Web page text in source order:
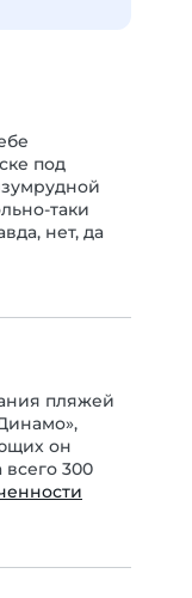
под
таки
нет, да
пляжей
он
300